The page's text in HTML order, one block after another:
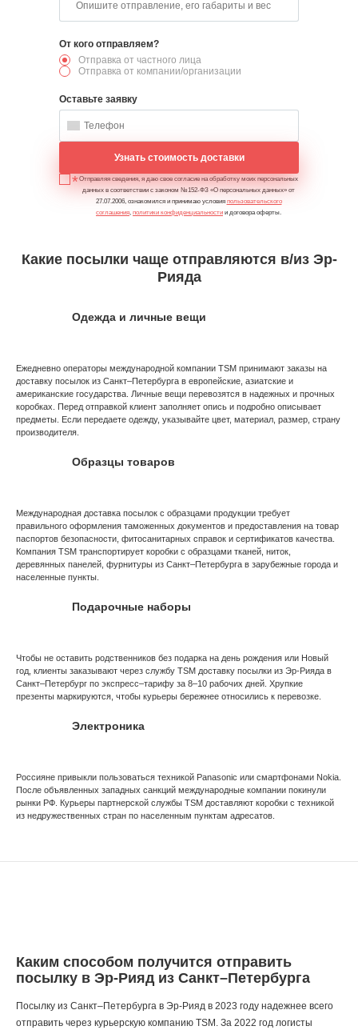
От кого отправляем?
Отправка от частного лица
Отправка от компании/организации
Оставьте заявку
Узнать стоимость доставки
Отправляя сведения, я даю свое согласие на обработку моих персональных
данных в соответствии с законом №152-ФЗ «О персональных данных» от
27.07.2006, ознакомился и принимаю условия пользовательского
соглашения, политики конфиденциальности и договора оферты.
Какие посылки чаще отправляются в/из Эр-
Рияда
Одежда и личные вещи
Ежедневно операторы международной компании TSM принимают заказы на
доставку посылок из Санкт–Петербурга в европейские, азиатские и
американские государства. Личные вещи перевозятся в надежных и прочных
коробках. Перед отправкой клиент заполняет опись и подробно описывает
предметы. Если передаете одежду, указывайте цвет, материал, размер, страну
производителя.
Образцы товаров
Международная доставка посылок с образцами продукции требует
правильного оформления таможенных документов и предоставления на товар
паспортов безопасности, фитосанитарных справок и сертификатов качества.
Компания TSM транспортирует коробки с образцами тканей, ниток,
деревянных панелей, фурнитуры из Санкт–Петербурга в зарубежные города и
населенные пункты.
Подарочные наборы
Чтобы не оставить родственников без подарка на день рождения или Новый
год, клиенты заказывают через службу TSM доставку посылки из Эр-Рияда в
Санкт–Петербург по экспресс–тарифу за 8–10 рабочих дней. Хрупкие
презенты маркируются, чтобы курьеры бережнее относились к перевозке.
Электроника
Россияне привыкли пользоваться техникой Panasonic или смартфонами Nokia.
После объявленных западных санкций международные компании покинули
рынки РФ. Курьеры партнерской службы TSM доставляют коробки с техникой
из недружественных стран по населенным пунктам адресатов.
Каким способом получится отправить
посылку в Эр-Рияд из Санкт–Петербурга
Посылку из Санкт–Петербурга в Эр-Рияд в 2023 году надежнее всего
отправить через курьерскую компанию TSM. За 2022 год логисты